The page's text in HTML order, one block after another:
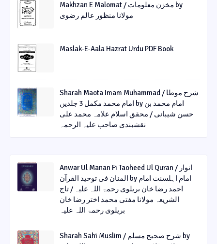
Makhzan E Malomat / مخزن معلومات by
مولانا منظور عالم رضوی
Maslak-E-Aala Hazrat Urdu PDF Book
Sharah Maota Imam Muhammad / شرح موطا
امام محمد مکمل 3 جلدیں by امام محمد بن
حسن شیبانی / محقق اسلام علامہ محمد علی
نقشبندی صاحب علیہ الرحمہ
Anwar Ul Manan Fi Taoheed Ul Quran / انوار
المنان فی توحید القرآن by امام اہلسنت امام
احمد رضا خان بریلوی رحمۃ اللہ علیہ / تاج
الشریعہ مولانا مفتی محمد اختر رضا خان
بریلوی رحمۃ اللہ علیہ
Sharah Sahi Muslim / شرح صحیح مسلم by